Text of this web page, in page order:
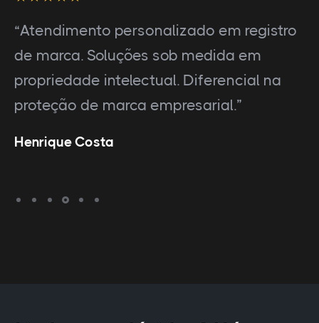
“Atendimento personalizado em registro
de marca. Soluções sob medida em
propriedade intelectual. Diferencial na
proteção de marca empresarial.”
Henrique Costa